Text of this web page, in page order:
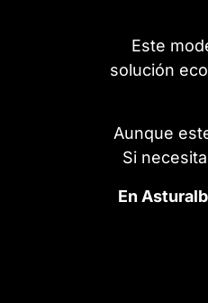
Este
solución
Aunque
Si
En